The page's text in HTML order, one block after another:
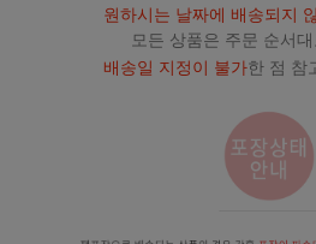
원하시는 날짜에 배송되지
모든 상품은 주문 순서대
배송일 지정이 불가한 점 참